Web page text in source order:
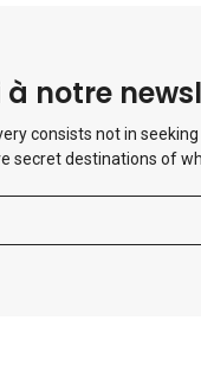
notre
consists not in
secret destinations of